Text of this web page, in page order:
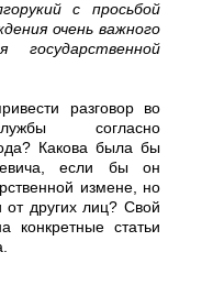
с просьбой
очень важного
разговор во
согласно
Какова была бы
если бы он
измене, но
других лиц? Свой
конкретные статьи